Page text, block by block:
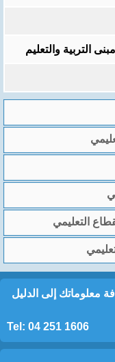
التربية والتعليم
التعليمي
معلوماتك إلى الدليل
Tel: 04 251 1606